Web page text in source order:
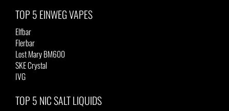
TOP 5 EINWEG VAPES
Elfbar
Flerbar
Lost Mary BM600
SKE Crystal
IVG
TOP 5 NIC SALT LIQUIDS